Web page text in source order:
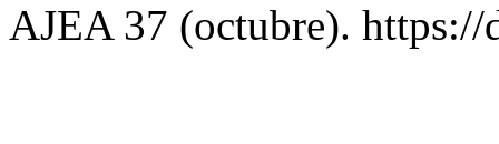
AJEA 37 (octubre).